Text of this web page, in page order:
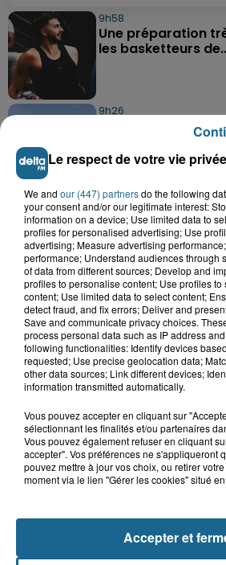
9h58
Une préparation
les basketteurs
9h26
Des super-héros
Grand-Fort-
8h29
Un chien sauvé
dans une voiture
8h00
Les pompiers au
Delettes
NOS AUTRES
Le respect de votre vie
We and our (447) partnersdo the following
your consent and/or our legitimate interest:
information on a device; Use limited data to
profiles for personalised advertising; Use
advertising; Measure advertising
performance; Understand audiences through
of data from different sources; Develop and
profiles to personalise content; Use profiles
content; Use limited data to select content;
detect fraud, and fix errors; Deliver and
Save and communicate privacy choices.
process personal data such as IP address
following functionalities: Identify devices
requested; Use precise geolocation data;
other data sources; Link different devices;
information transmitted automatically.
Vous pouvez accepter en cliquant sur
sélectionnant les finalités et/ou partenaires
Vous pouvez également refuser en cliquant
accepter". Vos préférences ne s'appliqueront
pouvez mettre à jour vos choix, ou retirer
moment via le lien "Gérer les cookies" situé
Accepter et